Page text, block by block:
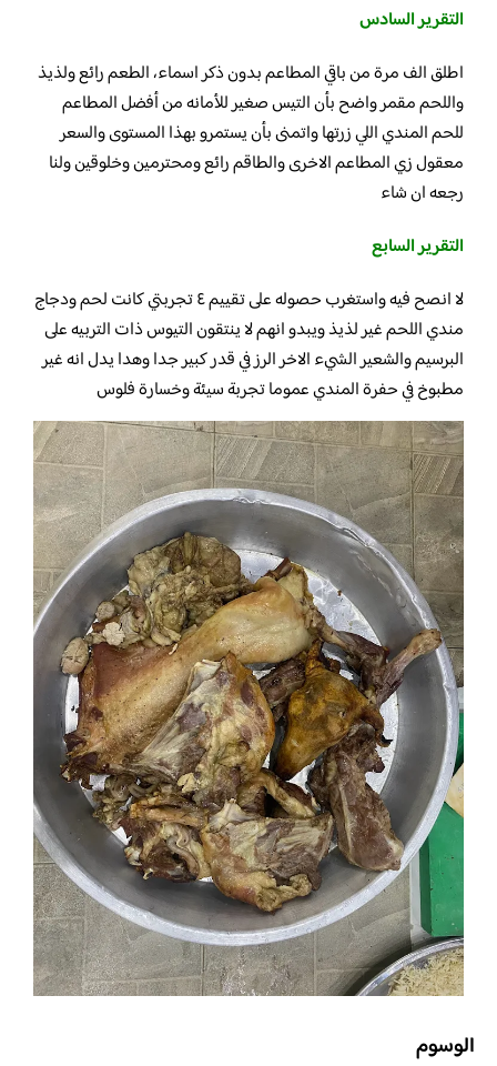
التقرير السادس
اطلق الف مرة من باقي المطاعم بدون ذكر اسماء، الطعم رائع ولذيذ
واللحم مقمر واضح بأن التيس صغير للأمانه من أفضل المطاعم
للحم المندي اللي زرتها واتمنى بأن يستمرو بهذا المستوى والسعر
معقول زي المطاعم الاخرى والطاقم رائع ومحترمين وخلوقين ولنا
رجعه ان شاء
التقرير السابع
لا انصح فيه واستغرب حصوله على تقييم ٤ تجربتي كانت لحم ودجاج
مندي اللحم غير لذيذ ويبدو انهم لا ينتقون التيوس ذات التربيه على
البرسيم والشعير الشيء الاخر الرز في قدر كبير جدا وهدا يدل انه غير
مطبوخ في حفرة المندي عموما تجربة سيئة وخسارة فلوس
الوسوم